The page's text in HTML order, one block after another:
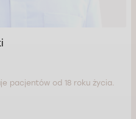
pacjentów od 18 roku życia.